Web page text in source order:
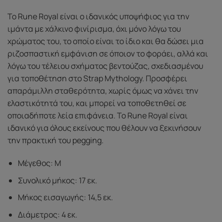
Το Rune Royal είναι ο ιδανικός υποψήφιος για την
ιμάντα με χάλκινο φινίρισμα, όχι μόνο λόγω του
χρώματος του, το οποίο είναι το ίδιο και θα δώσει μια
ριζοσπαστική εμφάνιση σε όποιον το φοράει, αλλά και
λόγω του τέλειου σχήματος βεντούζας, σχεδιασμένου
για τοποθέτηση στο Strap Mythology. Προσφέρει
απαράμιλλη σταθερότητα, χωρίς όμως να χάνει την
ελαστικότητά του, και μπορεί να τοποθετηθεί σε
οποιαδήποτε λεία επιφάνεια. Το Rune Royal είναι
ιδανικό για όλους εκείνους που θέλουν να ξεκινήσουν
την πρακτική του pegging.
Μέγεθος: Μ
Συνολικό μήκος: 17 εκ.
Μήκος εισαγωγής: 14,5 εκ.
Διάμετρος: 4 εκ.